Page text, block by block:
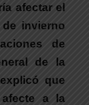
afectar el
invierno
de
de la
que
a la